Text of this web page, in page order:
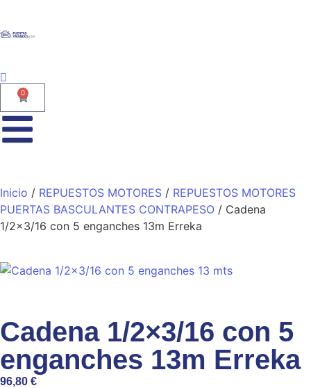
0
Inicio / REPUESTOS MOTORES / REPUESTOS MOTORES
PUERTAS BASCULANTES CONTRAPESO / Cadena
1/2×3/16 con 5 enganches 13m Erreka
Cadena 1/2×3/16 con 5
enganches 13m Erreka
96,80 €